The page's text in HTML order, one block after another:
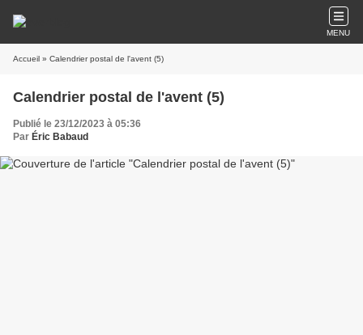
MENU
Accueil » Calendrier postal de l'avent (5)
Calendrier postal de l'avent (5)
Publié le 23/12/2023 à 05:36
Par Éric Babaud